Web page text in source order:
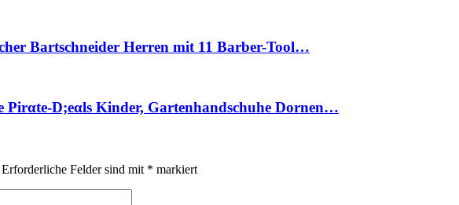
Bartschneider Herren mit 11 Barber-Tool…
D;еαls Kinder, Gartenhandschuhe Dornen…
Erforderliche Felder sind mit * markiert